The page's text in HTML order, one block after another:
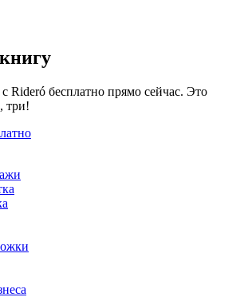
Rideró бесплатно прямо сейчас. Это
три!